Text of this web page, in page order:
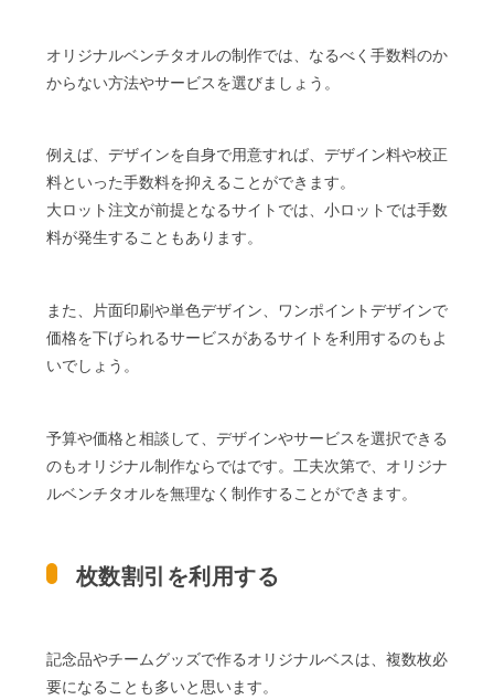
オリジナルベンチタオルの制作では、なるべく手数料のか
からない方法やサービスを選びましょう。
例えば、デザインを自身で用意すれば、デザイン料や校正
料といった手数料を抑えることができます。
大ロット注文が前提となるサイトでは、小ロットでは手数
料が発生することもあります。
また、片面印刷や単色デザイン、ワンポイントデザインで
価格を下げられるサービスがあるサイトを利用するのもよ
いでしょう。
予算や価格と相談して、デザインやサービスを選択できる
のもオリジナル制作ならではです。工夫次第で、オリジナ
ルベンチタオルを無理なく制作することができます。
枚数割引を利用する
記念品やチームグッズで作るオリジナルベスは、複数枚必
要になることも多いと思います。